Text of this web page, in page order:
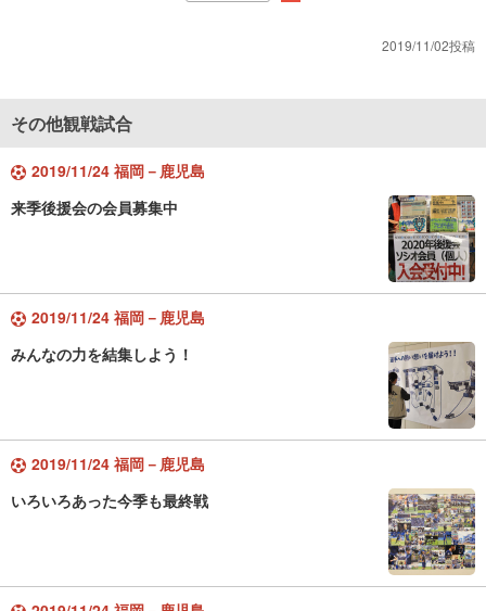
2019/11/02投稿
その他観戦試合
2019/11/24 福岡－鹿児島
来季後援会の会員募集中
2019/11/24 福岡－鹿児島
みんなの力を結集しよう！
2019/11/24 福岡－鹿児島
いろいろあった今季も最終戦